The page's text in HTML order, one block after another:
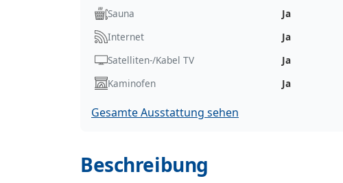
Sauna
Ja
Internet
Ja
Satelliten-/Kabel TV
Ja
Kaminofen
Ja
Gesamte Ausstattung sehen
Beschreibung